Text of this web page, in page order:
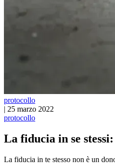
protocollo
| 25 marzo 2022
protocollo
La fiducia in se
La fiducia in te stesso non è un